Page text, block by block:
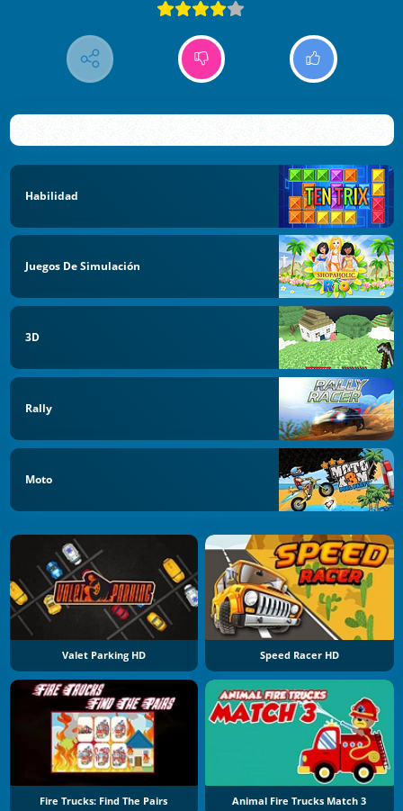
Habilidad
Juegos De Simulación
3D
Rally
Moto
Valet Parking HD Speed Racer HD
Fire Trucks: Find The Pairs Animal Fire Trucks Match 3